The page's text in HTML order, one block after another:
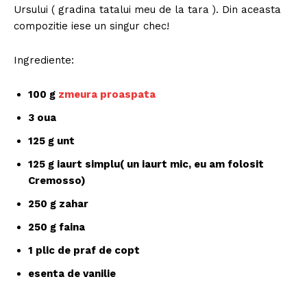
Ursului ( gradina tatalui meu de la tara ). Din aceasta
compozitie iese un singur chec!
Ingrediente:
100 g zmeura proaspata
3 oua
125 g unt
125 g iaurt simplu( un iaurt mic, eu am folosit
Cremosso)
250 g zahar
250 g faina
1 plic de praf de copt
esenta de vanilie